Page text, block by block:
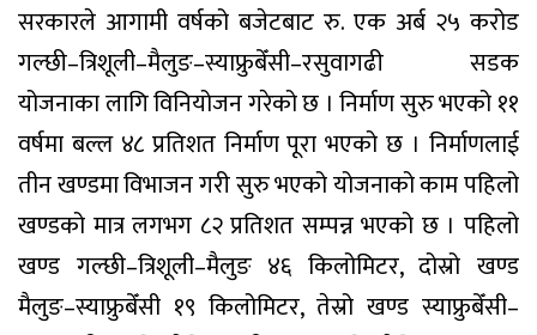
सरकारले आगामी वर्षको बजेटबाट रु. एक अर्ब २५ करोड
गल्छी–त्रिशूली–मैलुङ–स्याफ्रुबेँसी–रसुवागढी सडक
योजनाका लागि विनियोजन गरेको छ । निर्माण सुरु भएको ११
वर्षमा बल्ल ४८ प्रतिशत निर्माण पूरा भएको छ । निर्माणलाई
तीन खण्डमा विभाजन गरी सुरु भएको योजनाको काम पहिलो
खण्डको मात्र लगभग ८२ प्रतिशत सम्पन्न भएको छ । पहिलो
खण्ड गल्छी–त्रिशूली–मैलुङ ४६ किलोमिटर, दोस्रो खण्ड
मैलुङ–स्याफ्रुबेँसी १९ किलोमिटर, तेस्रो खण्ड स्याफ्रुबेँसी–